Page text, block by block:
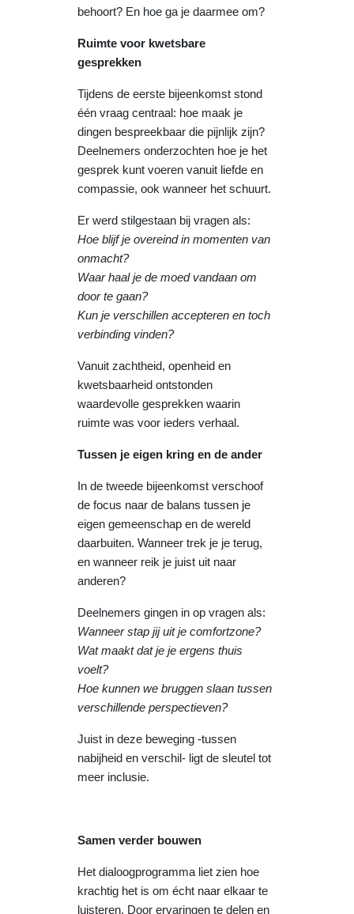
behoort? En hoe ga je daarmee om?
Ruimte voor kwetsbare
gesprekken
Tijdens de eerste bijeenkomst stond
één vraag centraal: hoe maak je
dingen bespreekbaar die pijnlijk zijn?
Deelnemers onderzochten hoe je het
gesprek kunt voeren vanuit liefde en
compassie, ook wanneer het schuurt.
Er werd stilgestaan bij vragen als:
Hoe blijf je overeind in momenten van
onmacht?
Waar haal je de moed vandaan om
door te gaan?
Kun je verschillen accepteren en toch
verbinding vinden?
Vanuit zachtheid, openheid en
kwetsbaarheid ontstonden
waardevolle gesprekken waarin
ruimte was voor ieders verhaal.
Tussen je eigen kring en de ander
In de tweede bijeenkomst verschoof
de focus naar de balans tussen je
eigen gemeenschap en de wereld
daarbuiten. Wanneer trek je je terug,
en wanneer reik je juist uit naar
anderen?
Deelnemers gingen in op vragen als:
Wanneer stap jij uit je comfortzone?
Wat maakt dat je je ergens thuis
voelt?
Hoe kunnen we bruggen slaan tussen
verschillende perspectieven?
Juist in deze beweging -tussen
nabijheid en verschil- ligt de sleutel tot
meer inclusie.
Samen verder bouwen
Het dialoogprogramma liet zien hoe
krachtig het is om écht naar elkaar te
luisteren. Door ervaringen te delen en